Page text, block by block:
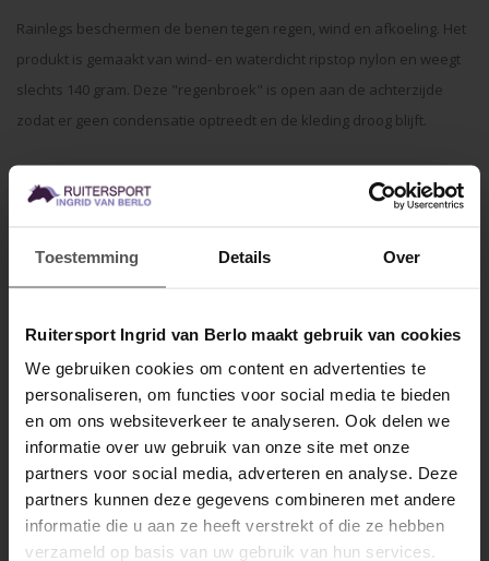
Toestemming Details Over
Ruitersport Ingrid van Berlo maakt gebruik van cookies
We gebruiken cookies om content en advertenties te
personaliseren, om functies voor social media te bieden
en om ons websiteverkeer te analyseren. Ook delen we
informatie over uw gebruik van onze site met onze
partners voor social media, adverteren en analyse. Deze
partners kunnen deze gegevens combineren met andere
informatie die u aan ze heeft verstrekt of die ze hebben
verzameld op basis van uw gebruik van hun services.
Rainlegs beschermen de benen tegen regen, wind en afkoeling. Het
produkt is gemaakt van wind- en waterdicht ripstop nylon en weegt
slechts 140 gram. Deze "regenbroek" is open aan de achterzijde
zodat er geen condensatie optreedt en de kleding droog blijft.
- Extra Small (kleiner dan 155CM)
- Medium (165CM-175CM)
- Extra Large (groter dan 185CM).
Specificaties
Gerelateerde producten
MELD JE AAN VOOR
10% KORTING
.